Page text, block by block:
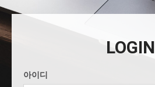
LOGIN
아이디